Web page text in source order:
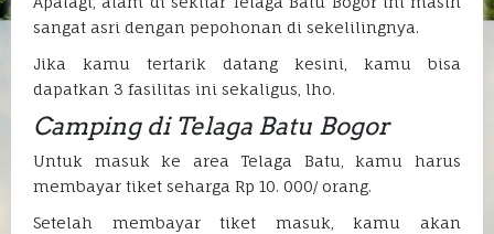
sangat asri dengan pepohonan di sekelilingnya.
Jika kamu tertarik datang kesini, kamu bisa
dapatkan 3 fasilitas ini sekaligus, lho.
Camping di Telaga Batu Bogor
Untuk masuk ke area Telaga Batu, kamu harus
membayar tiket seharga Rp 10. 000/ orang.
Setelah membayar tiket masuk, kamu akan